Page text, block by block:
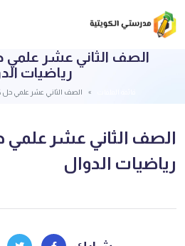
الصف الثاني عشر علمي
رياضيات
الصف الثاني عشر علمي حل
الصف الثاني عشر علمي
رياضيات الدوال